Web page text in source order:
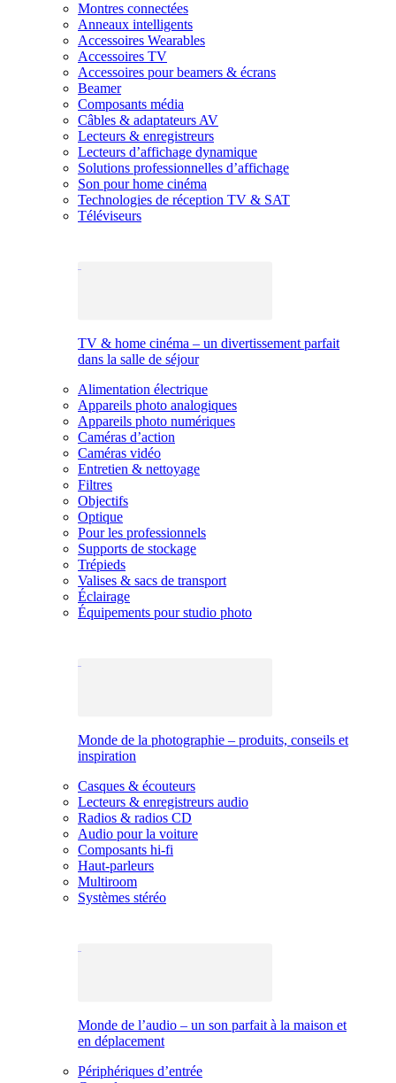
Montres connectées
Anneaux intelligents
Accessoires Wearables
Accessoires TV
Accessoires pour beamers & écrans
Beamer
Composants média
Câbles & adaptateurs AV
Lecteurs & enregistreurs
Lecteurs d’affichage dynamique
Solutions professionnelles d’affichage
Son pour home cinéma
Technologies de réception TV & SAT
Téléviseurs
TV & home cinéma – un divertissement parfait
dans la salle de séjour
Alimentation électrique
Appareils photo analogiques
Appareils photo numériques
Caméras d’action
Caméras vidéo
Entretien & nettoyage
Filtres
Objectifs
Optique
Pour les professionnels
Supports de stockage
Trépieds
Valises & sacs de transport
Éclairage
Équipements pour studio photo
Monde de la photographie – produits, conseils et
inspiration
Casques & écouteurs
Lecteurs & enregistreurs audio
Radios & radios CD
Audio pour la voiture
Composants hi-fi
Haut-parleurs
Multiroom
Systèmes stéréo
Monde de l’audio – un son parfait à la maison et
en déplacement
Périphériques d’entrée